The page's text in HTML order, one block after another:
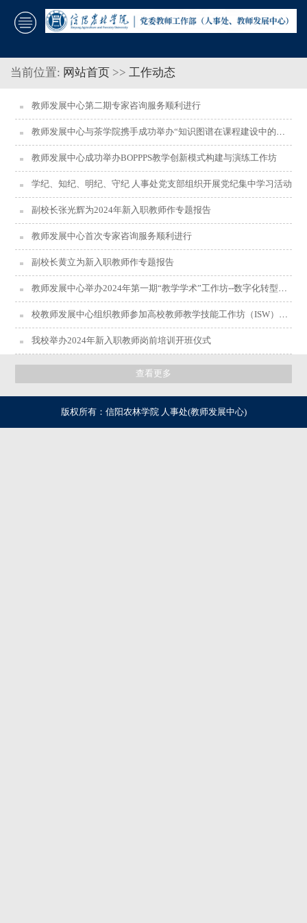
当前位置: 网站首页 >> 工作动态
教师发展中心第二期专家咨询服务顺利进行
教师发展中心与茶学院携手成功举办“知识图谱在课程建设中的应用”工作坊
教师发展中心成功举办BOPPPS教学创新模式构建与演练工作坊
学纪、知纪、明纪、守纪 人事处党支部组织开展党纪集中学习活动
副校长张光辉为2024年新入职教师作专题报告
教师发展中心首次专家咨询服务顺利进行
副校长黄立为新入职教师作专题报告
教师发展中心举办2024年第一期“教学学术”工作坊--数字化转型升级背景下“课程思政”示范项目再升级
校教师发展中心组织教师参加高校教师教学技能工作坊（ISW）培训
我校举办2024年新入职教师岗前培训开班仪式
查看更多
版权所有：信阳农林学院 人事处(教师发展中心)